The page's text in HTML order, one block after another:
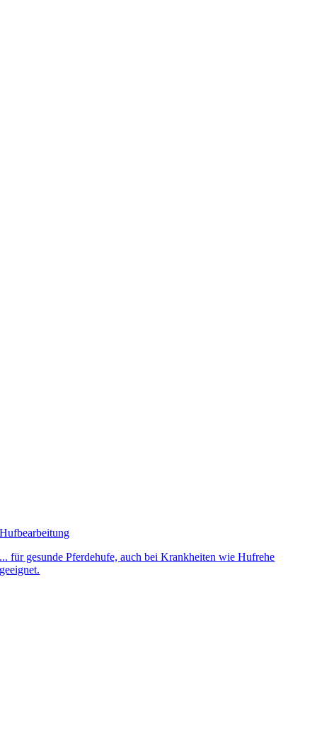
Hufbearbeitung
... für gesunde Pferdehufe, auch bei Krankheiten wie Hufrehe
geeignet.